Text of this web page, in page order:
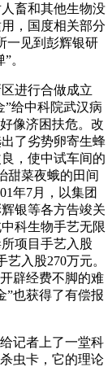
畜和其他生物没
，国度相关部分
一见到彭辉银研
。
进行合做成立
”给中科院武汉病
像济困扶危。改
了劣势卵寄生蜂
，使中试车间的
甜菜夜蛾的田间
年7月，以集团
银等各方告竣关
科生物手艺无限
项目手艺入股
入股270万元。
辟经费不脚的难
”也获得了有偿报
记者上了一堂科
虫卡，它的理论